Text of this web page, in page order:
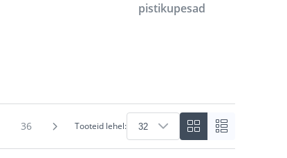
pistikupesad
36 Tooteid lehel: